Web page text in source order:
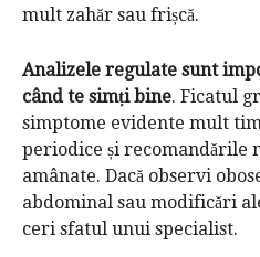
mult zahăr sau frișcă.
Analizele regulate sunt
când te simți bine. Ficatul
simptome evidente mult
periodice și recomandările
amânate. Dacă observi
abdominal sau modificări
ceri sfatul unui specialist.